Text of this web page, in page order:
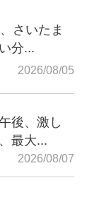
さいたま
分...
2026/08/05
後、激し
最大...
2026/08/07